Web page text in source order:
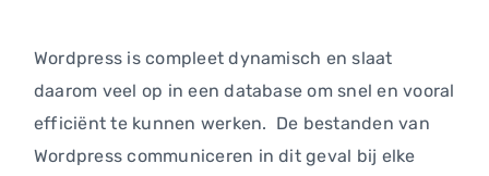
Wordpress is compleet dynamisch en slaat
daarom veel op in een database om snel en vooral
efficiënt te kunnen werken. De bestanden van
Wordpress communiceren in dit geval bij elke